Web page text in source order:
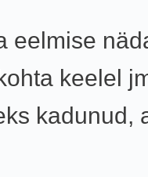
eelmise
keelel
kadunud,